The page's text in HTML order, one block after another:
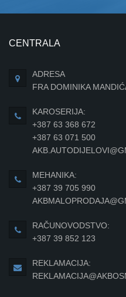
CENTRALA
ADRESA
FRA DOMINIKA
KAROSERIJA:
+387 63 368 672
+387 63 071 500
MEHANIKA:
+387 39 705 990
RAČUNOVODSTVO:
+387 39 852 123
REKLAMACIJA: